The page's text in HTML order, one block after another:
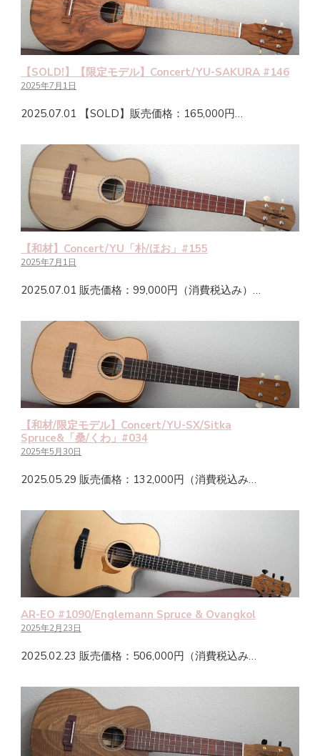
【SOLD!】【限定モデル】Concert/YU-SAKURA #146
2025年7月1日
2025.07.01 【SOLD】販売価格：165,000円…
【和材】Concert/YU「朴/ほお」#155
2025年7月1日
2025.07.01 販売価格：99,000円（消費税込み）…
【和材/限定モデル】Concert/YU-SX/Sitka
Spruce&「桑/くわ」#034
2025年5月30日
2025.05.29 販売価格：132,000円（消費税込み…
AR-EO #1090/Englemann Spruce & Ovangkol
2025年2月23日
2025.02.23 販売価格：506,000円（消費税込み…